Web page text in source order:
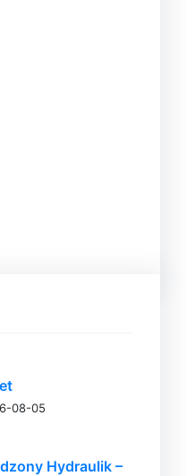
08-05
Hydraulik –